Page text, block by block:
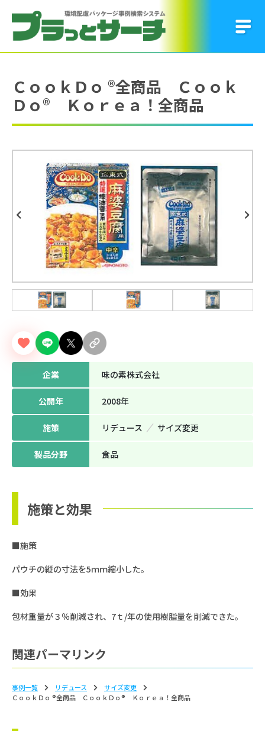
ＣｏｏｋＤｏ ®全商品 Ｃｏｏｋ
Ｄｏ® Ｋｏｒｅａ！全商品
Previous Next
企業 味の素株式会社
公開年 2008年
施策 リデュース サイズ変更
製品分野 ⾷品
施策と効果
■施策
パウチの縦の寸法を5ｍｍ縮小した。
■効果
包材重量が３％削減され、7ｔ/年の使用樹脂量を削減できた。
関連パーマリンク
事例一覧 リデュース
サイズ変更
ＣｏｏｋＤｏ ®全商品 ＣｏｏｋＤｏ® Ｋｏｒｅａ！全商品